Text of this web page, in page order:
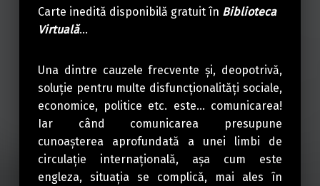
Carte inedită disponibilă gratuit în Biblioteca
Virtuală…
Una dintre cauzele frecvente și, deopotrivă,
soluție pentru multe disfuncționalități sociale,
economice, politice etc. este… comunicarea!
Iar când comunicarea presupune
cunoașterea aprofundată a unei limbi de
circulație internațională, așa cum este
engleza, situația se complică, mai ales în